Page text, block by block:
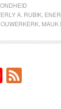
A. RUBIK,
, MAUK
Y
o
F